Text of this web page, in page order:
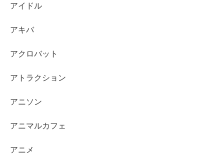
アイドル
アキバ
アクロバット
アトラクション
アニソン
アニマルカフェ
アニメ